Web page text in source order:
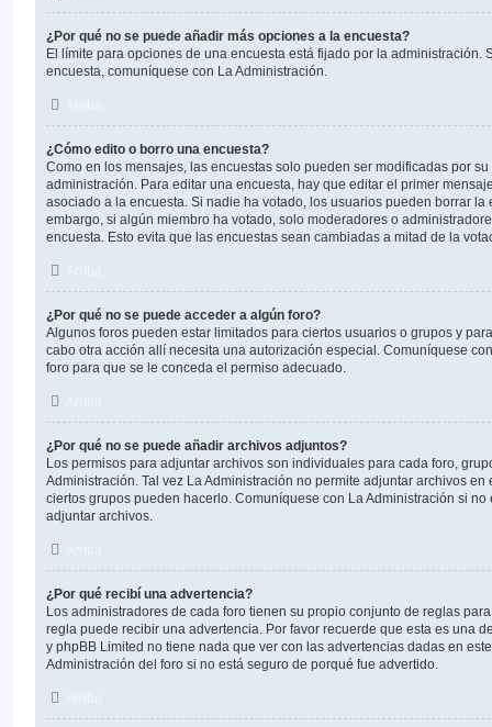
¿Por qué no se puede añadir más opciones a la encuesta?
El límite para opciones de una encuesta está fijado por la administración.
encuesta, comuníquese con La Administración.
¿Cómo edito o borro una encuesta?
Como en los mensajes, las encuestas solo pueden ser modificadas por
administración. Para editar una encuesta, hay que editar el primer
asociado a la encuesta. Si nadie ha votado, los usuarios pueden borrar
embargo, si algún miembro ha votado, solo moderadores o
encuesta. Esto evita que las encuestas sean cambiadas a mitad de la
¿Por qué no se puede acceder a algún foro?
Algunos foros pueden estar limitados para ciertos usuarios o grupos y
cabo otra acción allí necesita una autorización especial. Comuníquese
foro para que se le conceda el permiso adecuado.
¿Por qué no se puede añadir archivos adjuntos?
Los permisos para adjuntar archivos son individuales para cada foro,
Administración. Tal vez La Administración no permite adjuntar archivos
ciertos grupos pueden hacerlo. Comuníquese con La Administración si
adjuntar archivos.
¿Por qué recibí una advertencia?
Los administradores de cada foro tienen su propio conjunto de reglas
regla puede recibir una advertencia. Por favor recuerde que esta es una
y phpBB Limited no tiene nada que ver con las advertencias dadas en
Administración del foro si no está seguro de porqué fue advertido.